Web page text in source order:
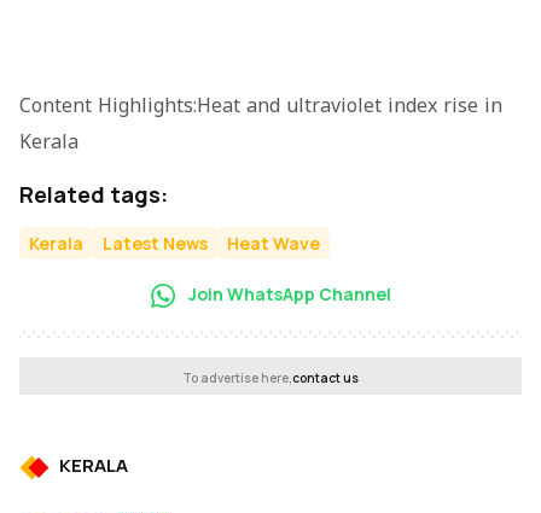
Content Highlights:Heat and ultraviolet index rise in
Kerala
Related tags:
Kerala Latest News Heat Wave
Join WhatsApp Channel
To advertise here,contact us
KERALA